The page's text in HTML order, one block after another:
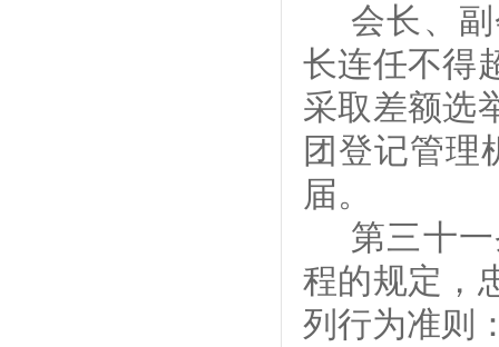
会长、
长连任不得
采取差额选
团登记管理
届。
第三十一
程的规定，
列行为准则